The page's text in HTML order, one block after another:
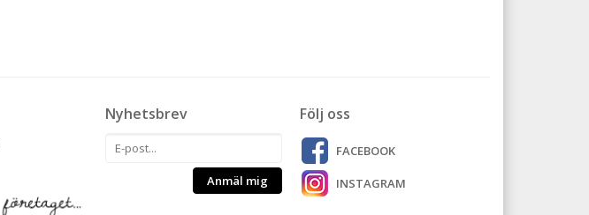
Följ oss
FACEBOOK
INSTAGRAM
Nyhetsbrev
Anmäl mig